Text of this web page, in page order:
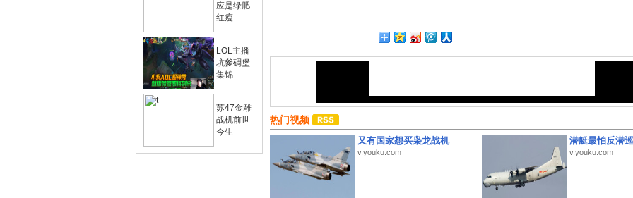
应是绿肥
红瘦
LOL主播
坑爹碉堡
集锦
苏47金雕
战机前世
今生
热门视频
又有国家想买枭龙战机
v.youku.com
潜艇最怕反潜
v.youku.com